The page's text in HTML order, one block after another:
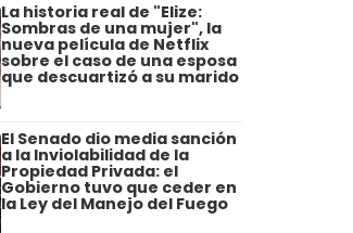
La historia real de "Elize:
Sombras de una mujer", la
nueva película de Netflix
sobre el caso de una esposa
que descuartizó a su marido
El Senado dio media sanción
a la Inviolabilidad de la
Propiedad Privada: el
Gobierno tuvo que ceder en
la Ley del Manejo del Fuego